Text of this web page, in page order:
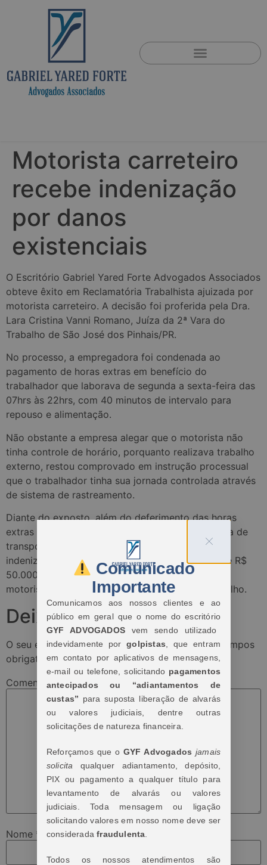
Motorista carreteiro
recebe indenização
por danos
existenciais
O Escritório Gabriel Yared Forte Advogados Associados
obteve êxito em Reclamatória Trabalhista ajuizada por
motorista carreteiro. A decisão foi proferida pela Dra.
Lara Cristina Vanni Romano, Juíza da 2ª Vara do
Trabalho de São José dos Pinhais/PR.
No processo, a empregadora foi condenada ao
pagamento de horas extras em benefício do
trabalhador que laborava de segunda a sexta-feira das
07hrs às 22hrs, com 40 minutos de intervalo para
repouso e alimentação.
Não obstante a empresa alegar que o motorista não
tinha controle de horário, porquanto realizava trabalho
externo, restou comprovado em instrução processual
que o trabalhador tinha sua jornada controlada através
de sistema de rastreamento.
Diante do exposto, além do deferimento das horas
extras além da 8ª diária e 44ª semanal, a empresa de
transportes foi condenada ao pagamento de
indenização por danos existenciais no importe de R$
50.000,00 (cinquenta mil reais) por submeter o
motorista carreteiro à extensas jornadas de trabalho.
Deixe um comentário
O seu endereço de e-mail não será publicado. Campos
obrigatórios são marcados com*
Comentário*
Nome *
Comunicado
Importante
Comunicamos aos nossos clientes e ao
público em geral que o nome do escritório
GYF ADVOGADOS vem sendo utilizado
indevidamente por golpistas , que entram
em contato por aplicativos de mensagens,
e-mail ou telefone, solicitando pagamentos
antecipados ou “adiantamentos de
custas” para suposta liberação de alvarás
ou valores judiciais, dentre outras
solicitações de natureza financeira.
Reforçamos que o GYF Advogadosjamais
solicita qualquer adiantamento, depósito,
PIX ou pagamento a qualquer título para
levantamento de alvarás ou valores
judiciais. Toda mensagem ou ligação
solicitando valores em nosso nome deve ser
consideradafraudulenta
Todos os nossos atendimentos são